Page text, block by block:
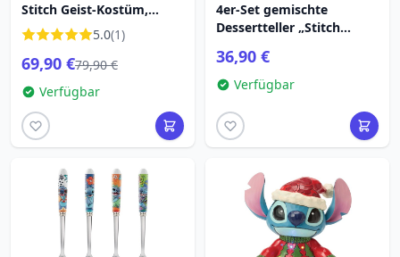
Stitch Geist-Kostüm,
leuchtender Mini-
Rucksack - DISNEY
LOUNGEFLY
5.0(1)
69,90 €79,90 €
Verfügbar
4er-Set gemischte
Dessertteller „Stitch
Disney Home
36,90 €
Verfügbar